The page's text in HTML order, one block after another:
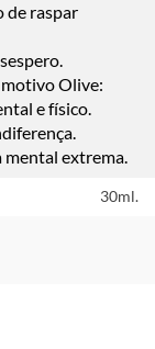
de raspar
Olive:
e físico.
mental extrema.
30ml.